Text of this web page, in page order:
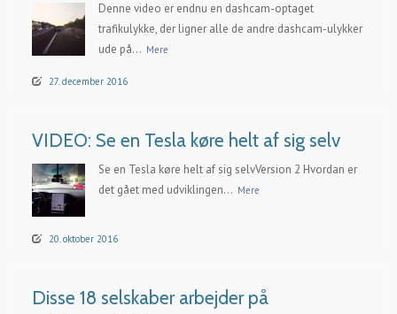
Denne video er endnu en dashcam-optaget
trafikulykke, der ligner alle de andre dashcam-ulykker
ude på... Mere
27. december 2016
VIDEO: Se en Tesla køre helt af sig selv
Se en Tesla køre helt af sig selvVersion 2 Hvordan er
det gået med udviklingen... Mere
20. oktober 2016
Disse 18 selskaber arbejder på